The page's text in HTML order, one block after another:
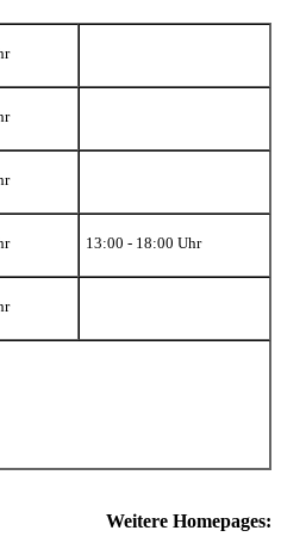
13:00 - 18:00 Uhr
Weitere Homepages: